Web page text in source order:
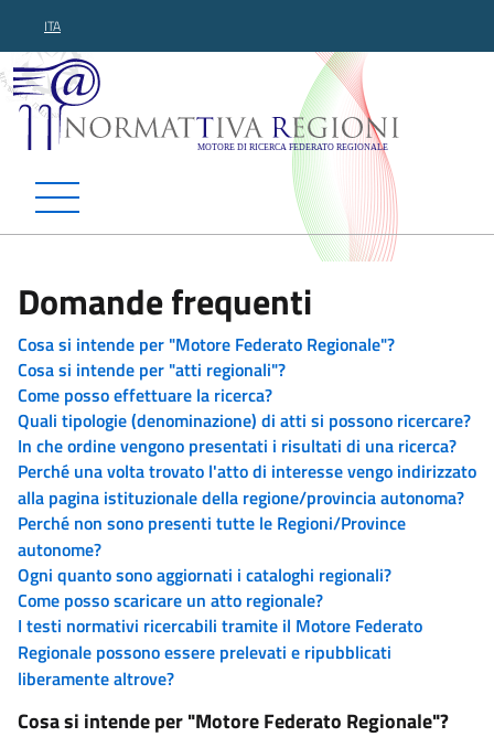
ITA
Normattiva Regioni -
Domande frequenti
Cosa si intende per "Motore Federato Regionale"?
Cosa si intende per "atti regionali"?
Come posso effettuare la ricerca?
Quali tipologie (denominazione) di atti si possono ricercare?
In che ordine vengono presentati i risultati di una ricerca?
Perché una volta trovato l'atto di interesse vengo indirizzato
alla pagina istituzionale della regione/provincia autonoma?
Perché non sono presenti tutte le Regioni/Province
autonome?
Ogni quanto sono aggiornati i cataloghi regionali?
Come posso scaricare un atto regionale?
I testi normativi ricercabili tramite il Motore Federato
Regionale possono essere prelevati e ripubblicati
liberamente altrove?
Cosa si intende per "Motore Federato Regionale"?